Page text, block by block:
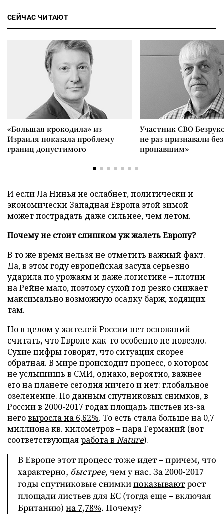
СЕЙЧАС ЧИТАЮТ
«Большая крокодила» из
Израиля показала проблему
границ допустимого
Участник СВО
не раз признавали
пропавшим»
И если Ла Нинья не ослабнет, политически и
экономически Западная Европа этой зимой
может пострадать даже сильнее, чем летом.
Почему не стоит слишком уж жалеть Европу?
В то же время нельзя не отметить важный факт.
Да, в этом году европейская засуха серьезно
ударила по урожаям и даже логистике – плотин
на Рейне мало, поэтому сухой год резко снижает
максимально возможную осадку барж, ходящих
там.
Но в целом у жителей России нет оснований
считать, что Европе как-то особенно не повезло.
Сухие цифры говорят, что ситуация скорее
обратная. В мире происходит процесс, о котором
не услышишь в СМИ, однако, вероятно, важнее
его на планете сегодня ничего и нет: глобальное
озеленение. По данным спутниковых снимков, в
России в 2000-2017 годах площадь листьев из-за
неговыросла на 6,62%. То есть стала больше на 0,7
миллиона кв. километров – пара Германий (вот
соответствующаяработа в Nature).
В Европе этот процесс тоже идет – причем, что
характерно, быстрее, чем у нас. За 2000-2017
годы спутниковые снимкипоказываютрост
площади листьев для ЕС (тогда еще – включая
Британию) на 7,78%. Почему?